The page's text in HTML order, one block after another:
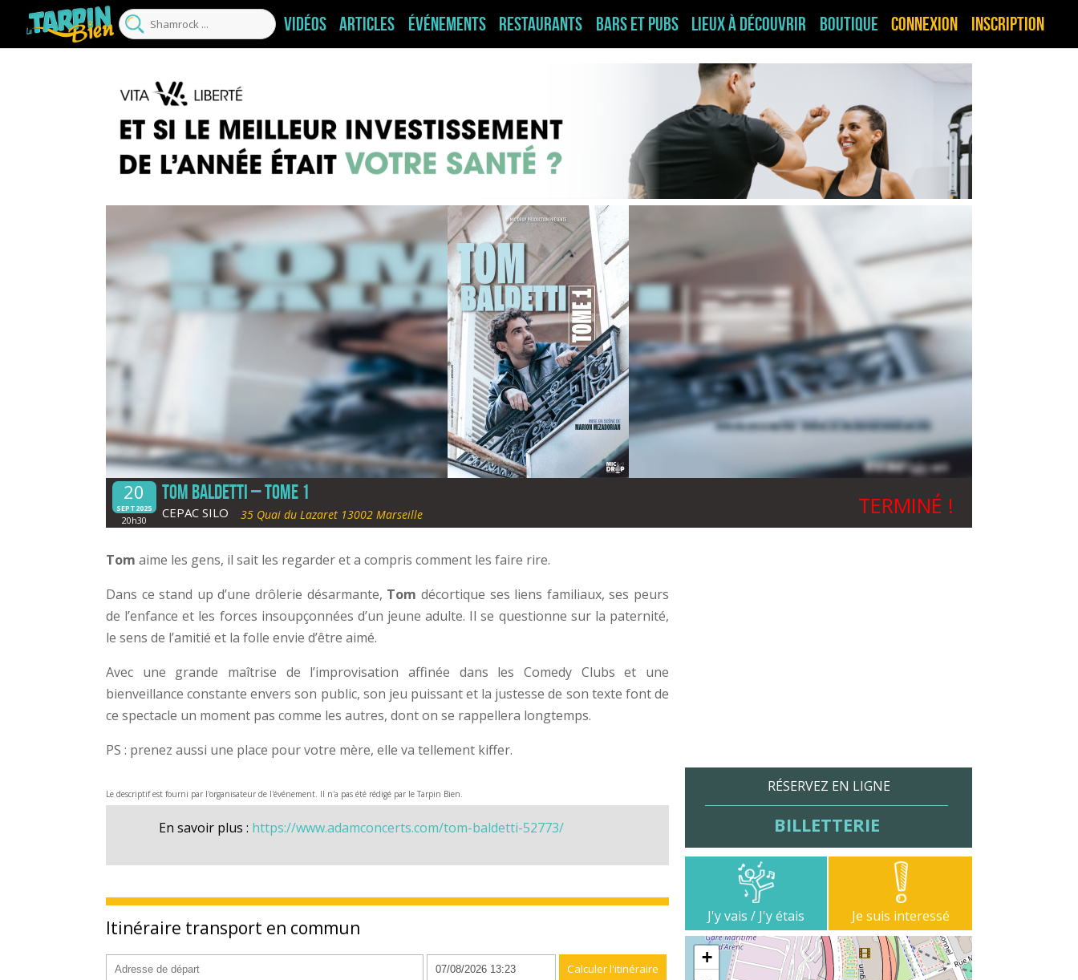
Vidéos Articles Événements Restaurants Bars et pubs Lieux à découvrir Boutique Connexion Inscription
20
SEPT2025
20h30
TOM BALDETTI – TOME 1 TERMINÉ !
CEPAC SILO 35 Quai du Lazaret 13002 Marseille
Tom aime les gens, il sait les regarder et a compris comment les faire rire.
Dans ce stand up d’une drôlerie désarmante, Tom décortique ses liens familiaux, ses peurs
de l’enfance et les forces insoupçonnées d’un jeune adulte. Il se questionne sur la paternité,
le sens de l’amitié et la folle envie d’être aimé.
Avec une grande maîtrise de l’improvisation affinée dans les Comedy Clubs et une
bienveillance constante envers son public, son jeu puissant et la justesse de son texte font de
ce spectacle un moment pas comme les autres, dont on se rappellera longtemps.
PS : prenez aussi une place pour votre mère, elle va tellement kiffer.
Le descriptif est fourni par l'organisateur de l'événement. Il n'a pas été rédigé par le Tarpin Bien.
En savoir plus : https://www.adamconcerts.com/tom-baldetti-52773/
Itinéraire transport en commun
RÉSERVEZ EN LIGNE
BILLETTERIE
J'y vais / J'y étais Je suis interessé
+